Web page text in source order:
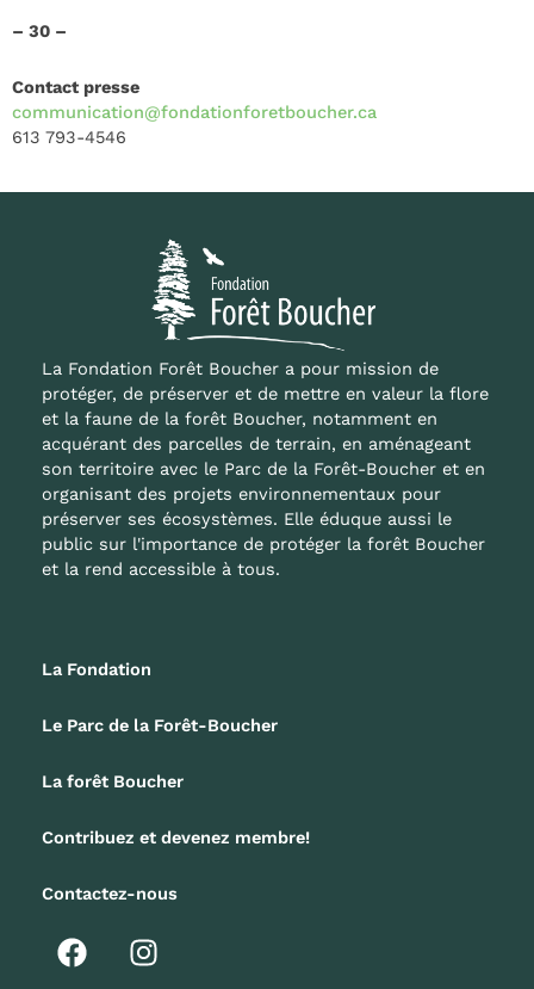
– 30 –
Contact presse
communication@fondationforetboucher.ca
613 793-4546
La Fondation Forêt Boucher a pour mission de
protéger, de préserver et de mettre en valeur la flore
et la faune de la forêt Boucher, notamment en
acquérant des parcelles de terrain, en aménageant
son territoire avec le Parc de la Forêt-Boucher et en
organisant des projets environnementaux pour
préserver ses écosystèmes. Elle éduque aussi le
public sur l'importance de protéger la forêt Boucher
et la rend accessible à tous.
La Fondation
Le Parc de la Forêt-Boucher
La forêt Boucher
Contribuez et devenez membre!
Contactez-nous
F
a
I
n